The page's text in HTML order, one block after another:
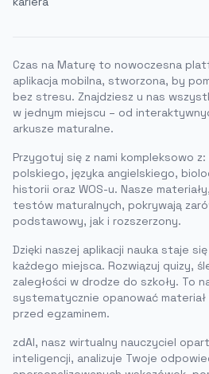
Czas na Maturę to nowoczesna
aplikacja mobilna, stworzona, by
bez stresu. Znajdziesz u nas
w jednym miejscu – od
arkusze maturalne.
Przygotuj się z nami kompleksowo
polskiego, języka angielskiego,
historii oraz WOS-u. Nasze
testów maturalnych, pokrywają
podstawowy, jak i rozszerzony.
Dzięki naszej aplikacji nauka staje
każdego miejsca. Rozwiązuj quizy,
zaległości w drodze do szkoły. To
systematycznie opanować
przed egzaminem.
zdAI, nasz wirtualny nauczyciel
inteligencji, analizuje Twoje